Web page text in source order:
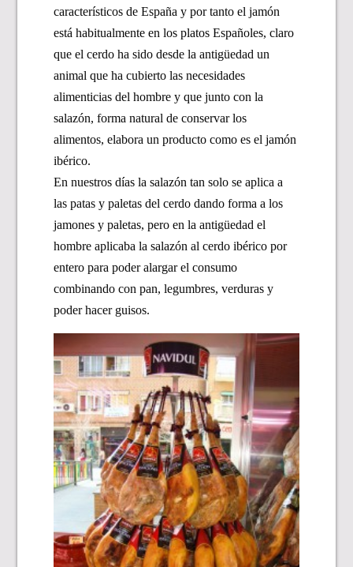
característicos de España y por tanto el jamón
está habitualmente en los platos Españoles, claro
que el cerdo ha sido desde la antigüedad un
animal que ha cubierto las necesidades
alimenticias del hombre y que junto con la
salazón, forma natural de conservar los
alimentos, elabora un producto como es el jamón
ibérico.
En nuestros días la salazón tan solo se aplica a
las patas y paletas del cerdo dando forma a los
jamones y paletas, pero en la antigüedad el
hombre aplicaba la salazón al cerdo ibérico por
entero para poder alargar el consumo
combinando con pan, legumbres, verduras y
poder hacer guisos.